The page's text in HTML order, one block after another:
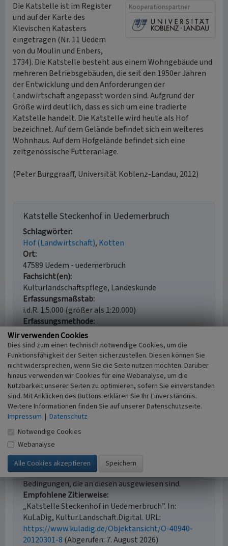
Kooperationspartner
Die Katstelle ist im Register
und auf der Karte des
Klevischen Katasters
eingetragen (Nr. 11 Uedem
von du Moulin und Enbers,
1734). Die Katstelle besteht aus einem Wohngebäude und
mehreren Betriebsgebäuden, die seit den 1950er Jahren
der Entwicklung und den Anforderungen der
Landwirtschaft angepasst worden sind. Aufgrund der
Größe wird deutlich, dass es sich um eine tradierte
Katstelle handelt. Die Katstelle wird heute als Hof
bezeichnet. Auf dem Gelände befindet sich ein weiteres
Wohnhaus. Auf dem Hofgelände befindet sich eine
zeitgenössische Futteranlage.
(Peter Burggraaff, Universität Koblenz-Landau, 2012)
Katstelle Steckenhof in Uedemerbruch
Schlagwörter
Hof (Landwirtschaft) Kotten
Ort
47589 Uedem - uedemerbruch
Fachsicht(en)
Kulturlandschaftspflege, Landeskunde
Erfassungsmaßstab
i.d.R. 1:5.000 (größer als 1:20.000)
Erfassungsmethode
Auswertung historischer Schriften, Auswertung
historischer Karten, Auswertung historischer Fotos,
Geländebegehung/-kartierung
Historischer Zeitraum
Beginn 1700 bis 1734
Empfohlene Zitierweise
Urheberrechtlicher Hinweis
Der hier präsentierte Inhalt ist urheberrechtlich
geschützt. Die angezeigten Medien unterliegen
möglicherweise zusätzlichen urheberrechtlichen
Bedingungen, die an diesen ausgewiesen sind.
Empfohlene Zitierweise
„Katstelle Steckenhof in Uedemerbruch”. In:
KuLaDig, Kultur.Landschaft.Digital. URL:
https://www.kuladig.de/Objektansicht/O-40940-
20120301-8 (Abgerufen: 7. August 2026)
Wir verwenden Cookies
Dies sind zum einen technisch notwendige Cookies, um die
Funktionsfähigkeit der Seiten sicherzustellen. Diesen können Sie
nicht widersprechen, wenn Sie die Seite nutzen möchten. Darüber
hinaus verwenden wir Cookies für eine Webanalyse, um die
Nutzbarkeit unserer Seiten zu optimieren, sofern Sie einverstanden
sind. Mit Anklicken des Buttons erklären Sie Ihr Einverständnis.
Weitere Informationen finden Sie auf unserer Datenschutzseite.
Impressum | Datenschutz
Notwendige Cookies
Webanalyse